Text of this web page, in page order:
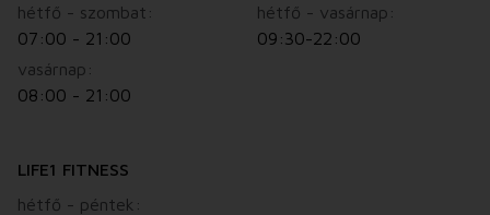
hétfő - szombat:
07:00 - 21:00
vasárnap:
08:00 - 21:00
hétfő - vasárnap:
09:30-22:00
LIFE1 FITNESS
hétfő - péntek: